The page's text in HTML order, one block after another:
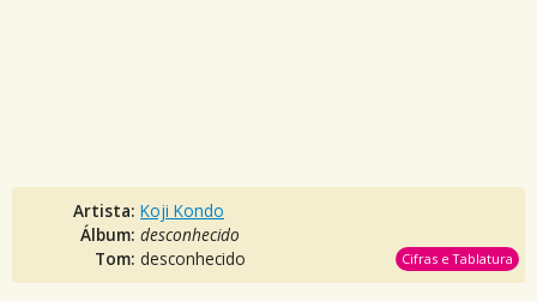
Artista: Koji Kondo
Álbum: desconhecido
Tom: desconhecido Cifras e Tablatura